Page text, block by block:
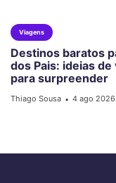
Viagens
Destinos baratos
dos Pais: ideias de
para surpreender
Thiago Sousa • 4 ago 2026